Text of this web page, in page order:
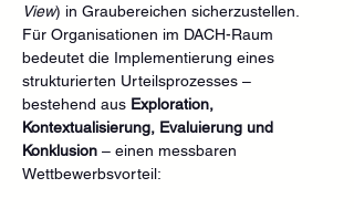
View) in Graubereichen sicherzustellen.
Für Organisationen im DACH-Raum
bedeutet die Implementierung eines
strukturierten Urteilsprozesses –
bestehend aus Exploration,
Kontextualisierung, Evaluierung und
Konklusion – einen messbaren
Wettbewerbsvorteil: